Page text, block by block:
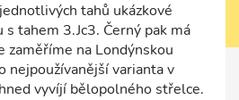
tahů ukázkové
tahem 3.Jc3. Černý pak má
zaměříme na Londýnskou
nejpoužívanější varianta v
vyvíjí bělopolného střelce.